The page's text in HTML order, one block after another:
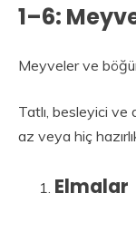
1–6:
Meyveler ve
Tatlı, besleyici
az veya hiç
Elmalar